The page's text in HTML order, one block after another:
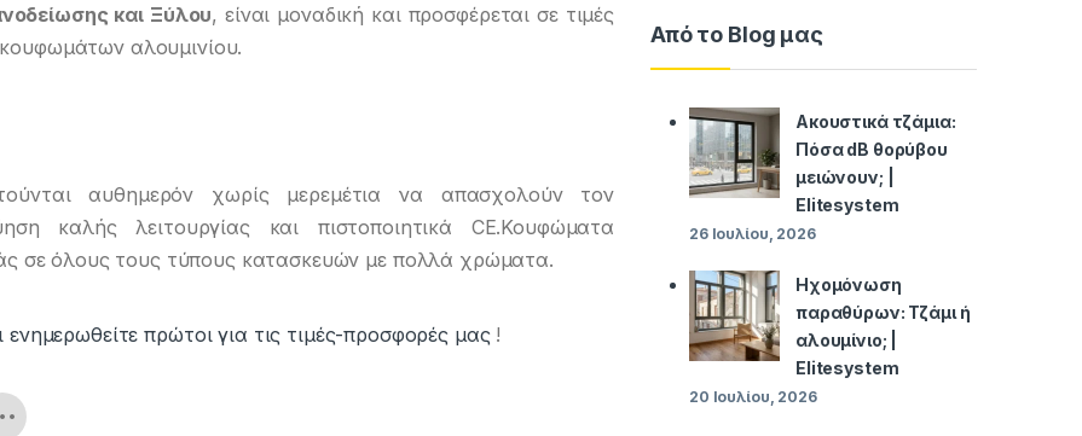
και Ξύλου, είναι μοναδική και προσφέρεται σε τιμές
αλουμινίου.
αυθημερόν χωρίς μερεμέτια να απασχολούν τον
καλής λειτουργίας και πιστοποιητικά CE.Κουφώματα
σε όλους τους τύπους κατασκευών με πολλά χρώματα.
πρώτοι για τις τιμές-προσφορές μας!
Από το Blog μας
Ακουστικά τζάμια:
Πόσα dB θορύβου
μειώνουν; |
Elitesystem
26 Ιουλίου, 2026
Ηχομόνωση
παραθύρων: Τζάμι ή
αλουμίνιο; |
Elitesystem
20 Ιουλίου, 2026